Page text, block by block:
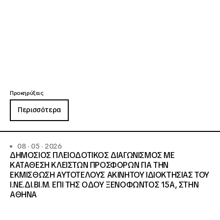
Προκηρύξεις
Περισσότερα
08 · 05 · 2026
ΔΗΜΟΣΙΟΣ ΠΛΕΙΟΔΟΤΙΚΟΣ ΔΙΑΓΩΝΙΣΜΟΣ ΜΕ
ΚΑΤΑΘΕΣΗ ΚΛΕΙΣΤΩΝ ΠΡΟΣΦΟΡΩΝ ΓΙΑ ΤΗΝ
ΕΚΜΙΣΘΩΣΗ ΑΥΤΟΤΕΛΟΥΣ ΑΚΙΝΗΤΟΥ ΙΔΙΟΚΤΗΣΙΑΣ ΤΟΥ
Ι.ΝΕ.ΔΙ.ΒΙ.Μ. ΕΠΙ ΤΗΣ ΟΔΟΥ ΞΕΝΟΦΩΝΤΟΣ 15Α, ΣΤΗΝ
ΑΘΗΝΑ